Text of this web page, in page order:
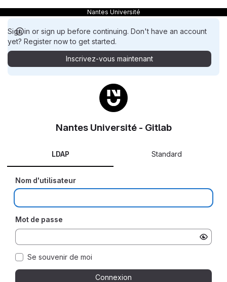
Nantes Université
Sign in or sign up before continuing. Don't have an account
yet? Register now to get started.
Inscrivez-vous maintenant
Nantes Université - Gitlab
LDAP Standard
Nom d'utilisateur
Mot de passe
Se souvenir de moi
Connexion